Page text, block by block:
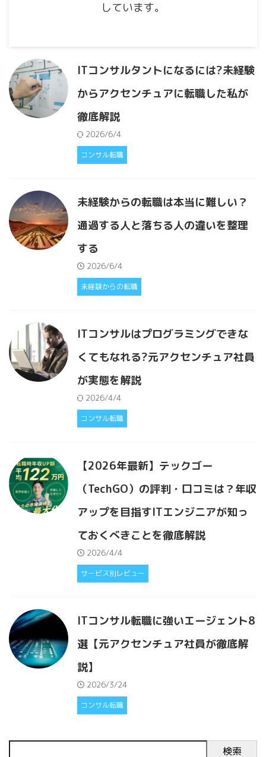
しています。
ITコンサルタントになるには?未経験
からアクセンチュアに転職した私が
徹底解説
2026/6/4
コンサル転職
未経験からの転職は本当に難しい？
通過する人と落ちる人の違いを整理
する
2026/6/4
未経験からの転職
ITコンサルはプログラミングできな
くてもなれる?元アクセンチュア社員
が実態を解説
2026/4/4
コンサル転職
【2026年最新】テックゴー
（TechGO）の評判・口コミは？年収
アップを目指すITエンジニアが知っ
ておくべきことを徹底解説
2026/4/4
サービス別レビュー
ITコンサル転職に強いエージェント8
選【元アクセンチュア社員が徹底解
説】
2026/3/24
コンサル転職
検索